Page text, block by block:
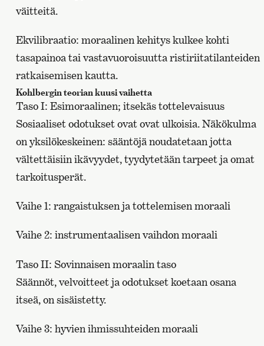
väitteitä.
Ekvilibraatio: moraalinen kehitys kulkee kohti
tasapainoa tai vastavuoroisuutta ristiriitatilanteiden
ratkaisemisen kautta.
Kohlbergin teorian kuusi vaihetta
Taso I: Esimoraalinen; itsekäs tottelevaisuus
Sosiaaliset odotukset ovat ovat ulkoisia. Näkökulma
on yksilökeskeinen: sääntöjä noudatetaan jotta
vältettäisiin ikävyydet, tyydytetään tarpeet ja omat
tarkoitusperät.
Vaihe 1: rangaistuksen ja tottelemisen moraali
Vaihe 2: instrumentaalisen vaihdon moraali
Taso II: Sovinnaisen moraalin taso
Säännöt, velvoitteet ja odotukset koetaan osana
itseä, on sisäistetty.
Vaihe 3: hyvien ihmissuhteiden moraali